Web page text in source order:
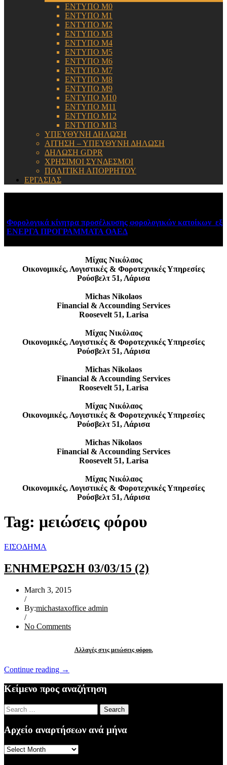
ΕΝΤΥΠΟ Μ0
ΕΝΤΥΠΟ Μ1
ΕΝΤΥΠΟ Μ2
ΕΝΤΥΠΟ Μ3
ΕΝΤΥΠΟ Μ4
ΕΝΤΥΠΟ Μ5
ΕΝΤΥΠΟ Μ6
ΕΝΤΥΠΟ Μ7
ΕΝΤΥΠΟ Μ8
ΕΝΤΥΠΟ Μ9
ΕΝΤΥΠΟ Μ10
ΕΝΤΥΠΟ Μ11
ΕΝΤΥΠΟ Μ12
ΕΝΤΥΠΟ Μ13
ΥΠΕΥΘΥΝΗ ΔΗΛΩΣΗ
ΑΙΤΗΣΗ – ΥΠΕΥΘΥΝΗ ΔΗΛΩΣΗ
ΔΗΛΩΣΗ GDPR
ΧΡΗΣΙΜΟΙ ΣΥΝΔΕΣΜΟΙ
ΠΟΛΙΤΙΚΗ ΑΠΟΡΡΗΤΟΥ
ΕΡΓΑΣΙΑΣ
κίνητρα προσέλκυσης φορολογικών κατοίκων
ΠΡΟΓΡΑΜΜΑΤΑ ΟΑΕΔ August 6, 2026
Μίχας Νικόλαος
Οικονομικές, Λογιστικές & Φοροτεχνικές Υπηρεσίες
Ρούσβελτ 51, Λάρισα
Michas Nikolaos
Financial & Accounding Services
Roosevelt 51, Larisa
Μίχας Νικόλαος
Οικονομικές, Λογιστικές & Φοροτεχνικές Υπηρεσίες
Ρούσβελτ 51, Λάρισα
Michas Nikolaos
Financial & Accounding Services
Roosevelt 51, Larisa
Μίχας Νικόλαος
Οικονομικές, Λογιστικές & Φοροτεχνικές Υπηρεσίες
Ρούσβελτ 51, Λάρισα
Michas Nikolaos
Financial & Accounding Services
Roosevelt 51, Larisa
Μίχας Νικόλαος
Οικονομικές, Λογιστικές & Φοροτεχνικές Υπηρεσίες
Ρούσβελτ 51, Λάρισα
Tag: μειώσεις φόρου
ΕΙΣΟΔΗΜΑ
ΕΝΗΜΕΡΩΣΗ 03/03/15 (2)
March 3, 2015
/
By:michastaxoffice admin
/
No Comments
Αλλαγές στις μειώσεις φόρου.
Continue reading “ΕΝΗΜΕΡΩΣΗ
(2)”
→
Κείμενο προς αναζήτηση
Search
for:
Αρχείο αναρτήσεων ανά μήνα
Αρχείο